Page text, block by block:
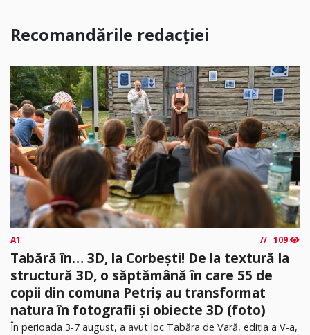
Recomandările redacției
A1 109
Tabără în… 3D, la Corbești! De la textură la
structură 3D, o săptămână în care 55 de
copii din comuna Petriș au transformat
natura în fotografii și obiecte 3D (foto)
În perioada 3-7 august, a avut loc Tabăra de Vară, ediția a V-a,